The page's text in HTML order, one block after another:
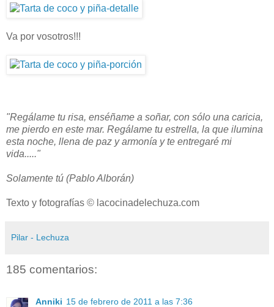
Va por vosotros!!!
"Regálame tu risa, enséñame a soñar, con sólo una caricia,
me pierdo en este mar. Regálame tu estrella, la que ilumina
esta noche, llena de paz y armonía y te entregaré mi
vida....."
Solamente tú (Pablo Alborán)
Texto y fotografías © lacocinadelechuza.com
Pilar - Lechuza
185 comentarios:
Anniki 15 de febrero de 2011 a las 7:36